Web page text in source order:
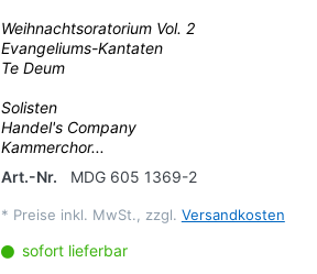
Weihnachtsoratorium Vol. 2
Evangeliums-Kantaten
Te Deum
Solisten
Handel's Company
Kammerchor...
Art.-Nr.
MDG 605 1369-2
* Preise inkl. MwSt., zzgl. Versandkosten
sofort lieferbar